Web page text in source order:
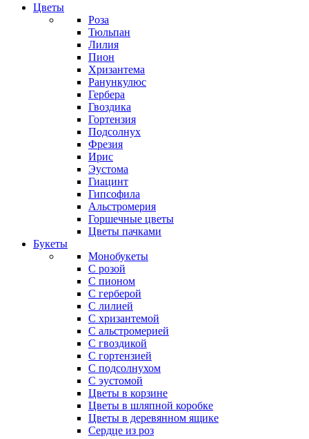
Цветы
Роза
Тюльпан
Лилия
Пион
Хризантема
Ранункулюс
Гербера
Гвоздика
Гортензия
Подсолнух
Фрезия
Ирис
Эустома
Гиацинт
Гипсофила
Альстромерия
Горшечные цветы
Цветы пачками
Букеты
Монобукеты
С розой
С пионом
С герберой
С лилией
С хризантемой
С альстромерией
С гвоздикой
С гортензией
С подсолнухом
С эустомой
Цветы в корзине
Цветы в шляпной коробке
Цветы в деревянном ящике
Сердце из роз